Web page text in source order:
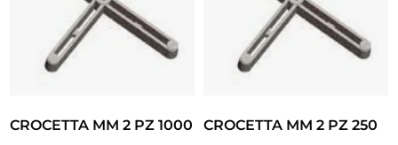
CROCETTA MM 2 PZ 1000 CROCETTA MM 2 PZ 250